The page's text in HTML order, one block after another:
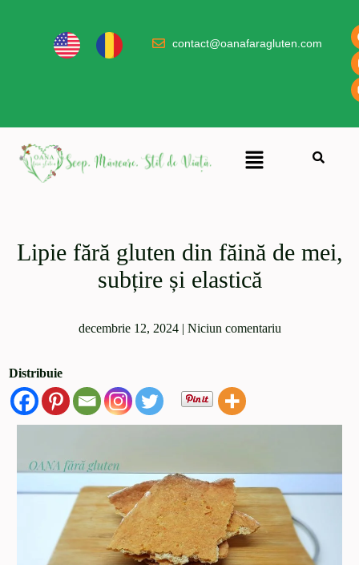
contact@oanafaragluten.com
Lipie fără gluten din făină de mei,
subțire și elastică
decembrie 12, 2024| Niciun comentariu
Distribuie